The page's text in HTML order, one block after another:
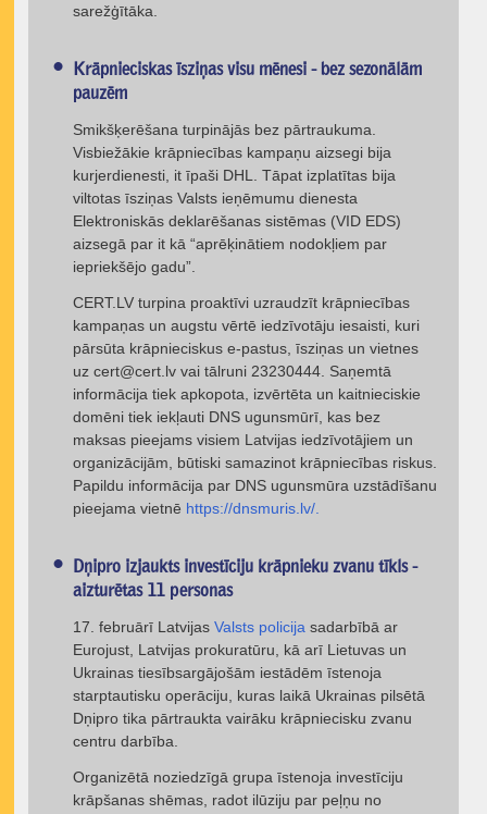
sarežģītāka.
Krāpnieciskas īsziņas visu mēnesi - bez sezonālām
pauzēm
Smikšķerēšana turpinājās bez pārtraukuma.
Visbiežākie krāpniecības kampaņu aizsegi bija
kurjerdienesti, it īpaši DHL. Tāpat izplatītas bija
viltotas īsziņas Valsts ieņēmumu dienesta
Elektroniskās deklarēšanas sistēmas (VID EDS)
aizsegā par it kā “aprēķinātiem nodokļiem par
iepriekšējo gadu”.
CERT.LV turpina proaktīvi uzraudzīt krāpniecības
kampaņas un augstu vērtē iedzīvotāju iesaisti, kuri
pārsūta krāpnieciskus e-pastus, īsziņas un vietnes
uz cert@cert.lvvai tālruni 23230444. Saņemtā
informācija tiek apkopota, izvērtēta un kaitnieciskie
domēni tiek iekļauti DNS ugunsmūrī, kas bez
maksas pieejams visiem Latvijas iedzīvotājiem un
organizācijām, būtiski samazinot krāpniecības riskus.
Papildu informācija par DNS ugunsmūra uzstādīšanu
pieejama vietnē https://dnsmuris.lv/.
Dņipro izjaukts investīciju krāpnieku zvanu tīkls -
aizturētas 11 personas
17. februārī Latvijas Valsts policija sadarbībā ar
Eurojust, Latvijas prokuratūru, kā arī Lietuvas un
Ukrainas tiesībsargājošām iestādēm īstenoja
starptautisku operāciju, kuras laikā Ukrainas pilsētā
Dņipro tika pārtraukta vairāku krāpniecisku zvanu
centru darbība.
Organizētā noziedzīgā grupa īstenoja investīciju
krāpšanas shēmas, radot ilūziju par peļņu no